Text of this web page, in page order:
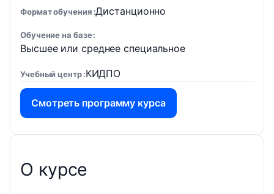
Формат обучения Дистанционно
Обучение на базе
Высшее или среднее специальное
Учебный центр КИДПО
Смотреть программу курса
О курсе